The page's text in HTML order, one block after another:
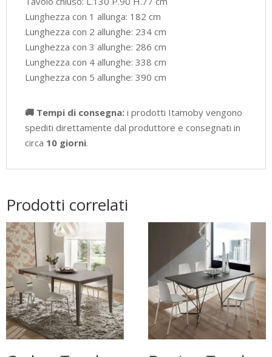
Lunghezza con 1 allunga: 182 cm
Lunghezza con 2 allunghe: 234 cm
Lunghezza con 3 allunghe: 286 cm
Lunghezza con 4 allunghe: 338 cm
Lunghezza con 5 allunghe: 390 cm
🚚 Tempi di consegna: i prodotti Itamoby vengono
spediti direttamente dal produttore e consegnati in
circa 10 giorni.
Prodotti correlati